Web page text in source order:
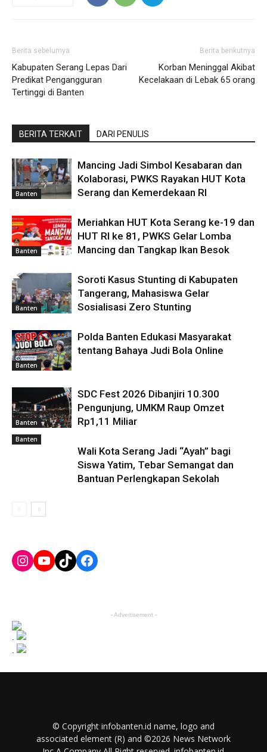
Berita sebelumya
Kabupaten Serang Lepas Dari
Predikat Pengangguran
Tertinggi di Banten
Berita berikutnya
Korban Meninggal Akibat
Kecelakaan di Lebak 65 orang
BERITA TERKAIT DARI PENULIS
Banten
Mancing Jadi Simbol Kesabaran dan
Kolaborasi, PWKS Rayakan HUT Kota
Serang dan Kemerdekaan RI
Banten
Meriahkan HUT Kota Serang ke-19 dan
HUT RI ke 81, PWKS Gelar Lomba
Mancing dan Tangkap Ikan Besok
Banten
Soroti Kasus Stunting di Kabupaten
Tangerang, Mahasiswa Gelar
Sosialisasi Zero Stunting
Banten
Polda Banten Edukasi Masyarakat
tentang Bahaya Judi Bola Online
Banten
SDC Fest 2026 Dibanjiri 10.300
Pengunjung, UMKM Raup Omzet
Rp1,11 Miliar
Banten
Wali Kota Serang Jadi “Ayah” bagi
Siswa Yatim, Tebar Semangat dan
Bantuan Perlengkapan Sekolah
Instagram
YouTube
TikTokFacebook
- Advertisement -
© Copyright infobanten.id name, logo and
associated element (R) and ©2026 News Network